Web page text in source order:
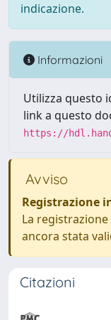
indicazione.
Informazioni
Utilizza questo
link a questo
https://
Avviso
Registrazione
La
ancora stata
Citazioni